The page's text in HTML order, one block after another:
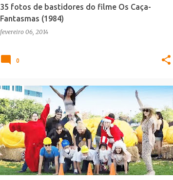
35 fotos de bastidores do filme Os Caça-
Fantasmas (1984)
fevereiro 06, 2014
0
DATAS HALLOWEEN IDENTIDADE_VISUAL
MAKING_OF +
TERROR